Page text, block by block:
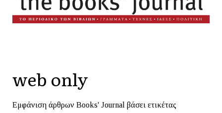
web only
Εμφάνιση άρθρων Books' Journal βάσει ετικέτας